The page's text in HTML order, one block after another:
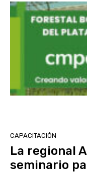
CAPACITACIÓN
La regional
seminario